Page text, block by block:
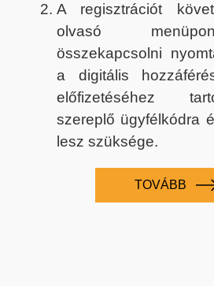
A regisztrációt
olvasó
összekapcsolni
a digitális
előfizetéséhez
szereplő ügyfélkódra
lesz szüksége.
TOVÁBB